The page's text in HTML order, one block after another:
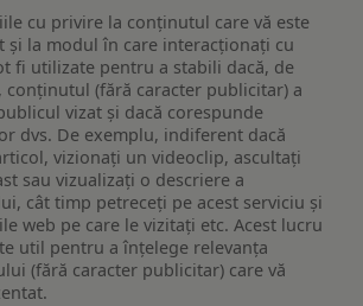
cu privire la conținutul care vă este
și la modul în care interacționați cu
fi utilizate pentru a stabili dacă, de
conținutul (fără caracter publicitar) a
vizat și dacă corespunde
dvs. De exemplu, indiferent dacă
vizionați un videoclip, ascultați
sau vizualizați o descriere a
cât timp petreceți pe acest serviciu și
web pe care le vizitați etc. Acest lucru
util pentru a înțelege relevanța
(fără caracter publicitar) care vă